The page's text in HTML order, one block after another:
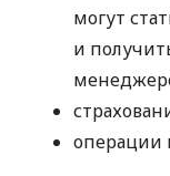
могут
и
операции